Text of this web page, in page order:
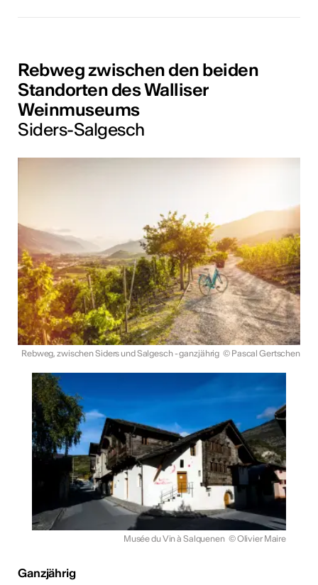
Rebweg zwischen den beiden
Standorten des Walliser
Weinmuseums
Siders-Salgesch
Rebweg, zwischen Siders und Salgesch - ganzjährig © Pascal Gertschen
Musée du Vin à Salquenen © Olivier Maire
Ganzjährig